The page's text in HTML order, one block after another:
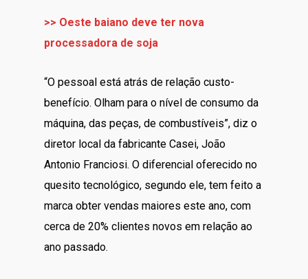
>> Oeste baiano deve ter nova
processadora de soja
“O pessoal está atrás de relação custo-
benefício. Olham para o nível de consumo da
máquina, das peças, de combustíveis”, diz o
diretor local da fabricante Casei, João
Antonio Franciosi. O diferencial oferecido no
quesito tecnológico, segundo ele, tem feito a
marca obter vendas maiores este ano, com
cerca de 20% clientes novos em relação ao
ano passado.